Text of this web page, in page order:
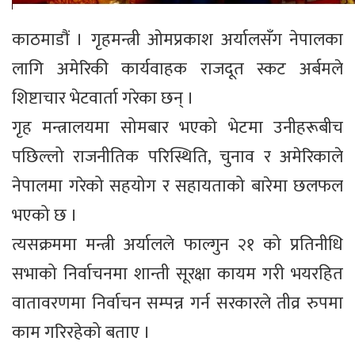
काठमाडौं । गृहमन्त्री ओमप्रकाश अर्यालसँग नेपालका
लागि अमेरिकी कार्यवाहक राजदूत स्कट अर्बमले
शिष्टाचार भेटवार्ता गरेका छन् ।
गृह मन्त्रालयमा सोमबार भएको भेटमा उनीहरूबीच
पछिल्लो राजनीतिक परिस्थिति, चुनाव र अमेरिकाले
नेपालमा गरेको सहयोग र सहायताको बारेमा छलफल
भएको छ ।
त्यसक्रममा मन्त्री अर्यालले फाल्गुन २१ को प्रतिनीधि
सभाको निर्वाचनमा शान्ती सूरक्षा कायम गरी भयरहित
वातावरणमा निर्वाचन सम्पन्न गर्न सरकारले तीव्र रुपमा
काम गरिरहेको बताए ।